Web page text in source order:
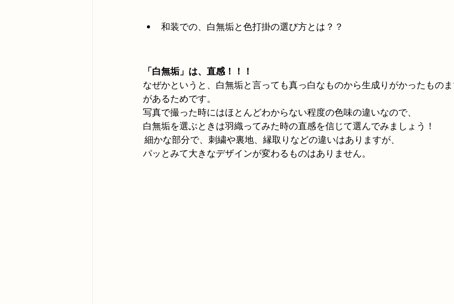
和装での、白無垢と色打掛の選び方とは？？
「白無垢」は、直感！！！
なぜかというと、白無垢と言っても真っ白なものから生成りがかったもの
があるためです。
写真で撮った時にはほとんどわからない程度の色味の違いなので、
白無垢を選ぶときは羽織ってみた時の直感を信じて選んでみましょう！
細かな部分で、刺繍や裏地、縁取りなどの違いはありますが、
パッとみて大きなデザインが変わるものはありません。